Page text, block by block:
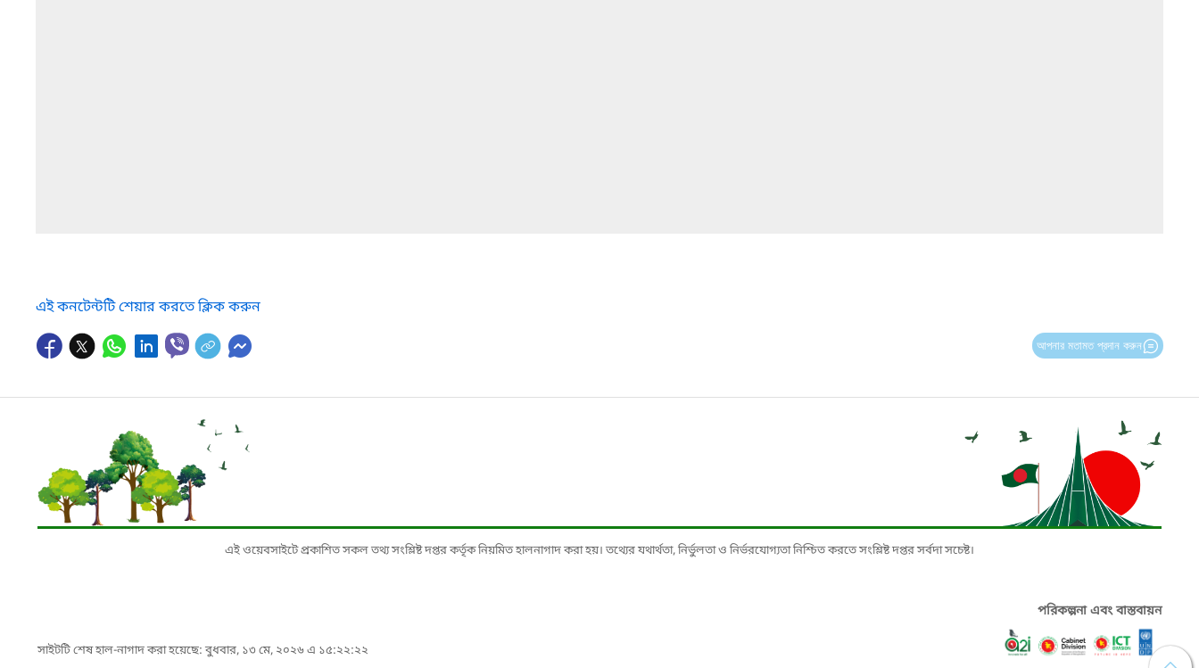
এই কনটেন্টটি শেয়ার করতে ক্লিক করুন
আপনার মতামত প্রদান করুন
এই ওয়েবসাইটে প্রকাশিত সকল তথ্য সংশ্লিষ্ট দপ্তর কর্তৃক নিয়মিত হালনাগাদ করা হয়। তথ্যের যথার্থতা, নির্ভুলতা ও নির্ভরযোগ্যতা নিশ্চিত করতে সংশ্লিষ্ট দপ্তর সর্বদা সচেষ্ট।
সাইটটি শেষ হাল-নাগাদ করা হয়েছে: বুধবার, ১৩ মে, ২০২৬ এ ১৫:২২:২২
পরিকল্পনা এবং বাস্তবায়ন